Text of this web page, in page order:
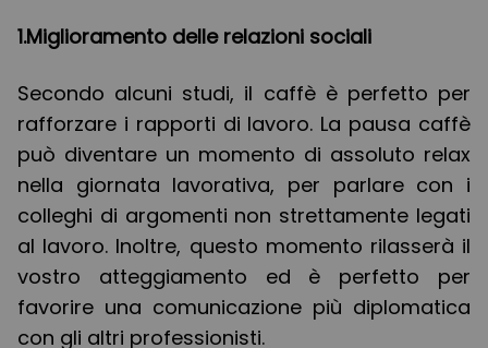
1.Miglioramento delle relazioni sociali
Secondo alcuni studi, il caffè è perfetto per
rafforzare i rapporti di lavoro. La pausa caffè
può diventare un momento di assoluto relax
nella giornata lavorativa, per parlare con i
colleghi di argomenti non strettamente legati
al lavoro. Inoltre, questo momento rilasserà il
vostro atteggiamento ed è perfetto per
favorire una comunicazione più diplomatica
con gli altri professionisti.